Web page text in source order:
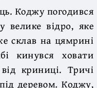
Коджу погодився
велике відро, яке
склав на цямрині
кинувся ховати
криниці. Тричі
деревом. Коджу,